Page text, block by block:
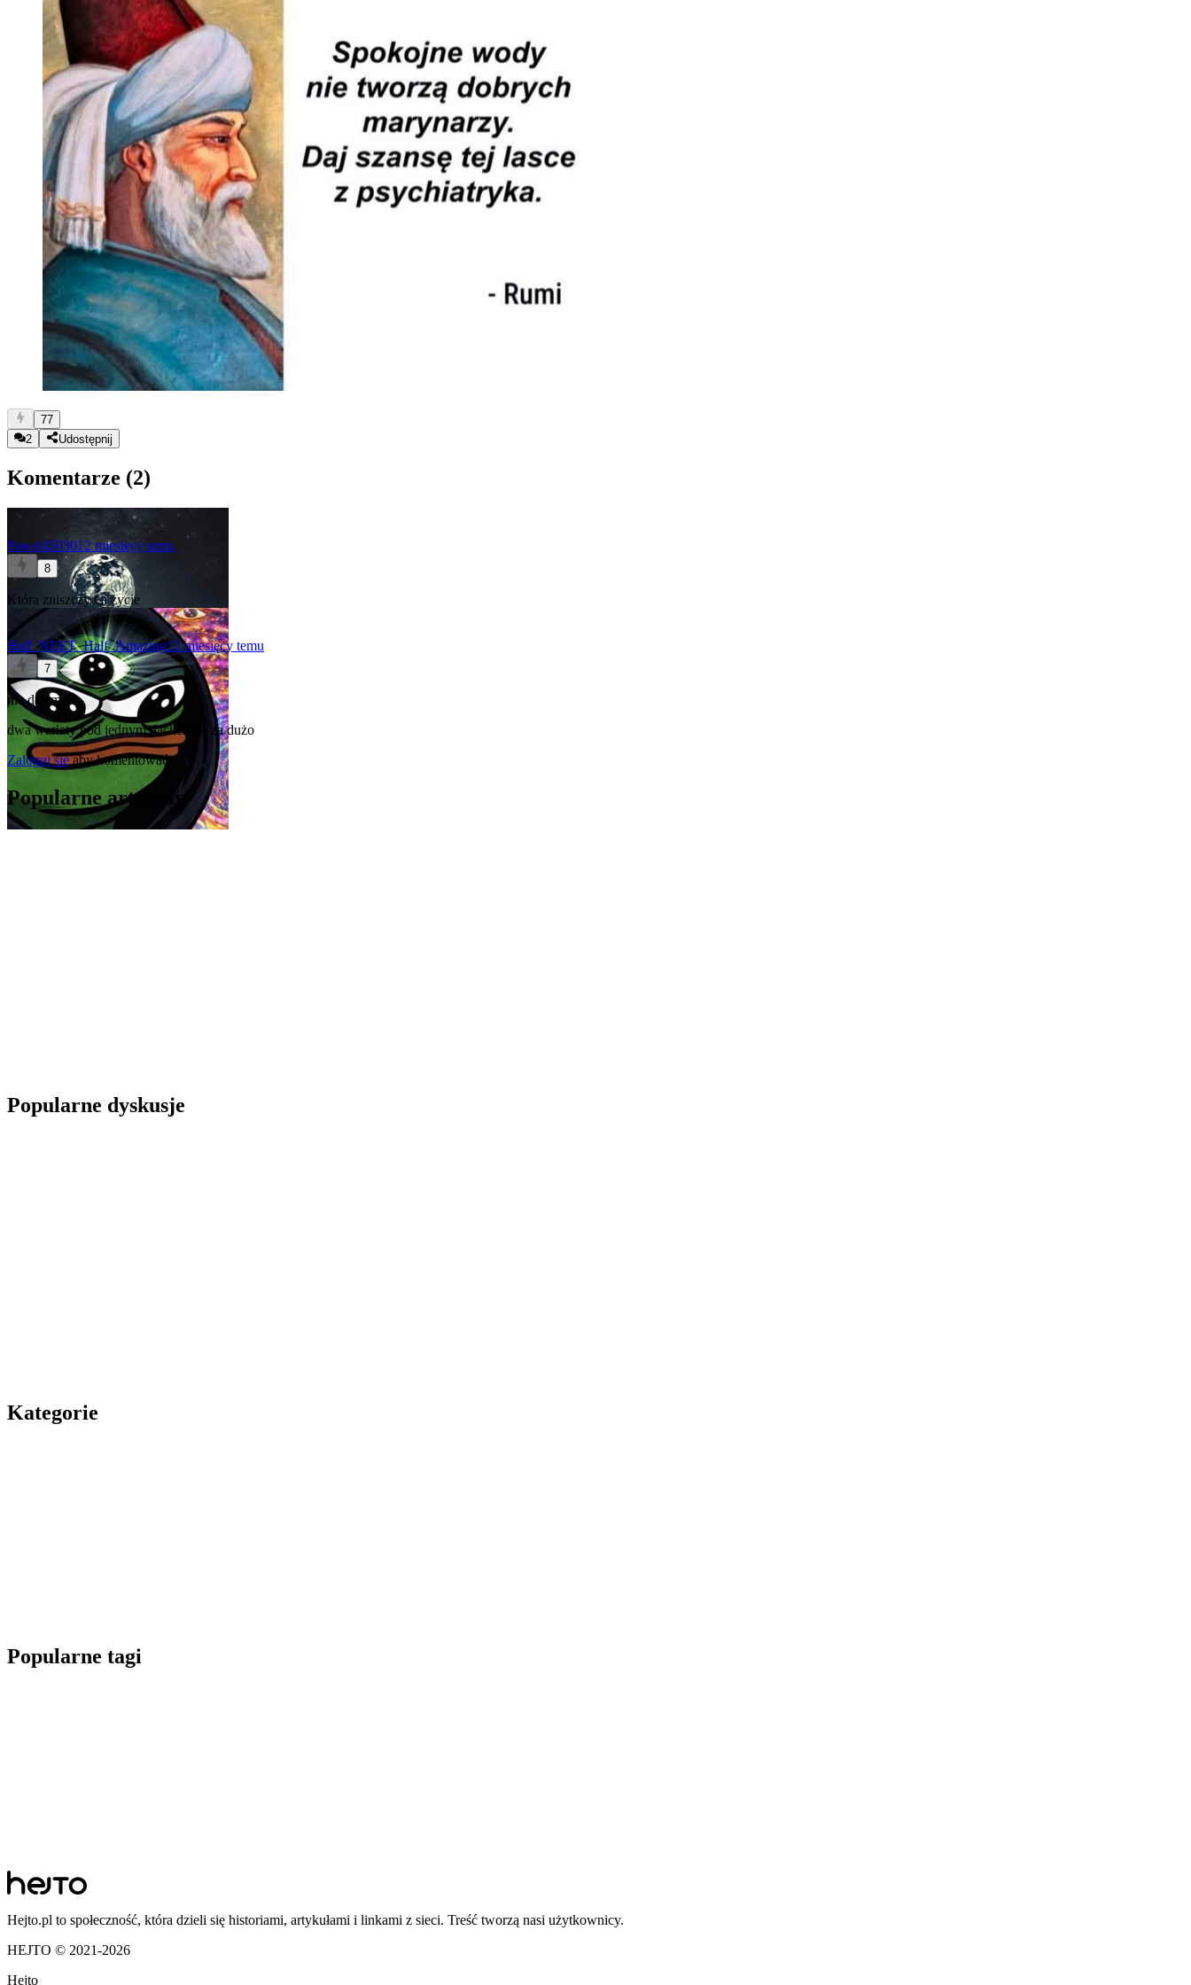
77
2
Udostępnij
Komentarze (2)
Pawel4503012 miesięcy temu
8
Która zniszczy Ci życie
Half_NEET_Half_Amazing12 miesięcy temu
7
nie dałem
dwa wariaty pod jednym dachem to za dużo
Zaloguj sięaby komentować
Popularne artykuły
Popularne dyskusje
Kategorie
Popularne tagi
Hejto.pl to społeczność, która dzieli się historiami, artykułami i linkami z sieci. Treść tworzą nasi użytkownicy.
HEJTO © 2021-2026
Hejto